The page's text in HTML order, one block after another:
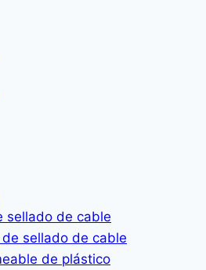
sellado de cable
de sellado de cable
de plástico